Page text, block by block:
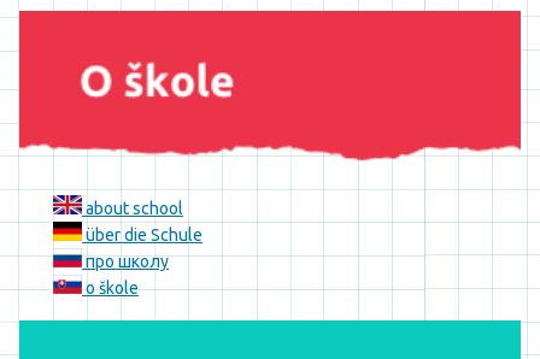
about school
über die Schule
про школу
o škole